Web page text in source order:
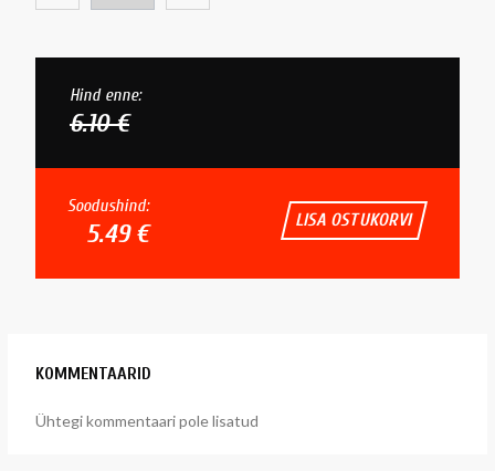
Hind enne:
6.10 €
Soodushind:
5.49 € LISA OSTUKORVI
KOMMENTAARID
Ühtegi kommentaari pole lisatud